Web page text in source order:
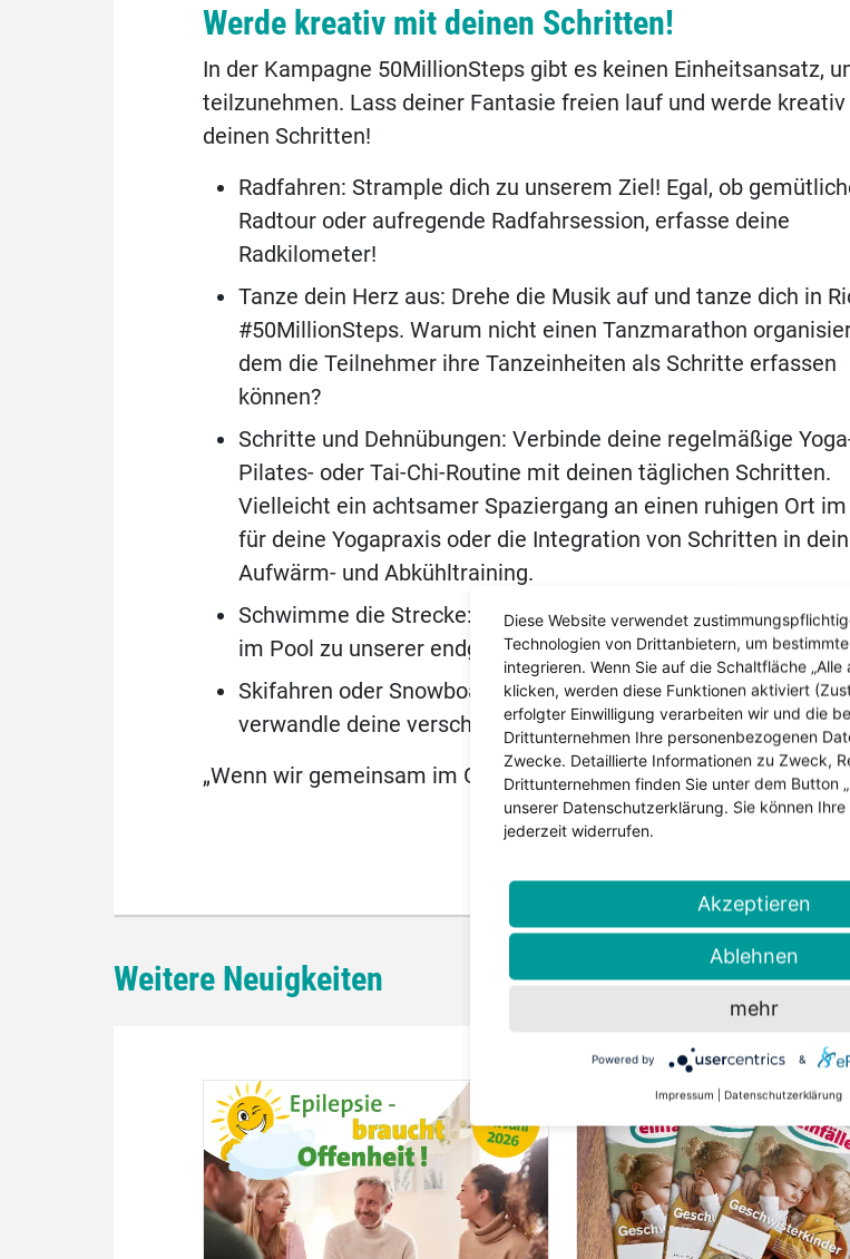
Werde kreativ mit deinen Schritten!
In der Kampagne 50MillionSteps gibt es keinen Einheitsansatz,
teilzunehmen. Lass deiner Fantasie freien lauf und werde
deinen Schritten!
Radfahren: Strample dich zu unserem Ziel! Egal, ob
Radtour oder aufregende Radfahrsession, erfasse deine
Radkilometer!
Tanze dein Herz aus: Drehe die Musik auf und tanze dich in
#50MillionSteps. Warum nicht einen Tanzmarathon
dem die Teilnehmer ihre Tanzeinheiten als Schritte erfassen
können?
Schritte und Dehnübungen: Verbinde deine regelmäßige
Pilates- oder Tai-Chi-Routine mit deinen täglichen Schritten.
Vielleicht ein achtsamer Spaziergang an einen ruhigen Ort
für deine Yogapraxis oder die Integration von Schritten in dein
Aufwärm- und Abkühltraining.
Schwimme die Strecke: Wenn du das Wasser liebst, zählt
im Pool zu unserer endgültigen Schrittzahl.
Skifahren oder Snowboarden: Umarme das
verwandle deine verschneiten Abenteuer in Schritte.
„Wenn wir gemeinsam im Gleichschritt gehen, ist nichts
Weitere Neuigkeiten
Diese Website verwendet
Technologien von Drittanbietern, um
integrieren. Wenn Sie auf die Schaltfläche „Alle
klicken, werden diese Funktionen aktiviert
erfolgter Einwilligung verarbeiten wir und die
Drittunternehmen Ihre personenbezogenen
Zwecke. Detaillierte Informationen zu Zweck,
Drittunternehmen finden Sie unter dem Button
unserer Datenschutzerklärung. Sie können Ihre
jederzeit widerrufen.
Akzeptieren
Ablehnen
mehr
Powered by &
Impressum Datenschutzerklärung